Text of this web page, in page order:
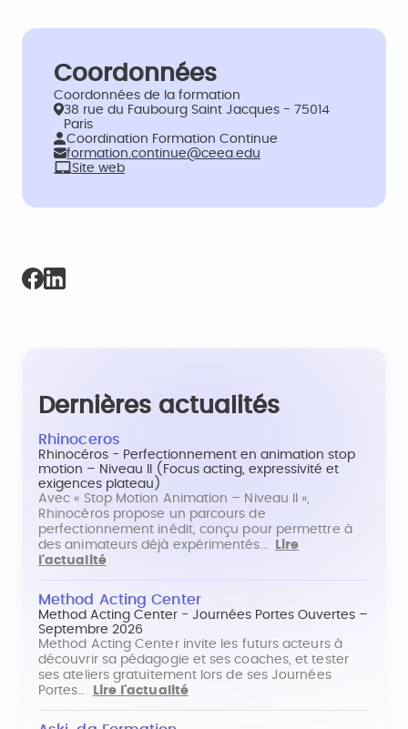
Coordonnées
Coordonnées de la formation
38 rue du Faubourg Saint Jacques - 75014
Paris
Coordination Formation Continue
formation.continue@ceea.edu
Site web
Dernières actualités
Rhinoceros
Rhinocéros - Perfectionnement en animation stop
motion – Niveau II (Focus acting, expressivité et
exigences plateau)
Avec « Stop Motion Animation – Niveau II »,
Rhinocéros propose un parcours de
perfectionnement inédit, conçu pour permettre à
des animateurs déjà expérimentés…
Lire
l'actualité
Method Acting Center
Method Acting Center - Journées Portes Ouvertes –
Septembre 2026
Method Acting Center invite les futurs acteurs à
découvrir sa pédagogie et ses coaches, et tester
ses ateliers gratuitement lors de ses Journées
Portes…
Lire l'actualité